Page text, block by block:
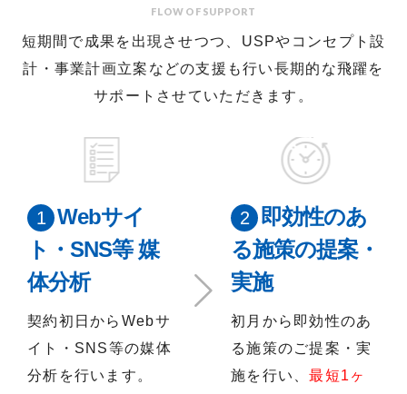
FLOW OF SUPPORT
短期間で成果を出現させつつ、USPやコンセプト設
計・事業計画立案などの支援も行い長期的な飛躍を
サポートさせていただきます。
Webサイ
ト・SNS等 媒
体分析
契約初日からWebサ
イト・SNS等の媒体
分析を行います。
即効性のあ
る施策の提案・
実施
初月から即効性のあ
る施策のご提案・実
施を行い、最短1ヶ